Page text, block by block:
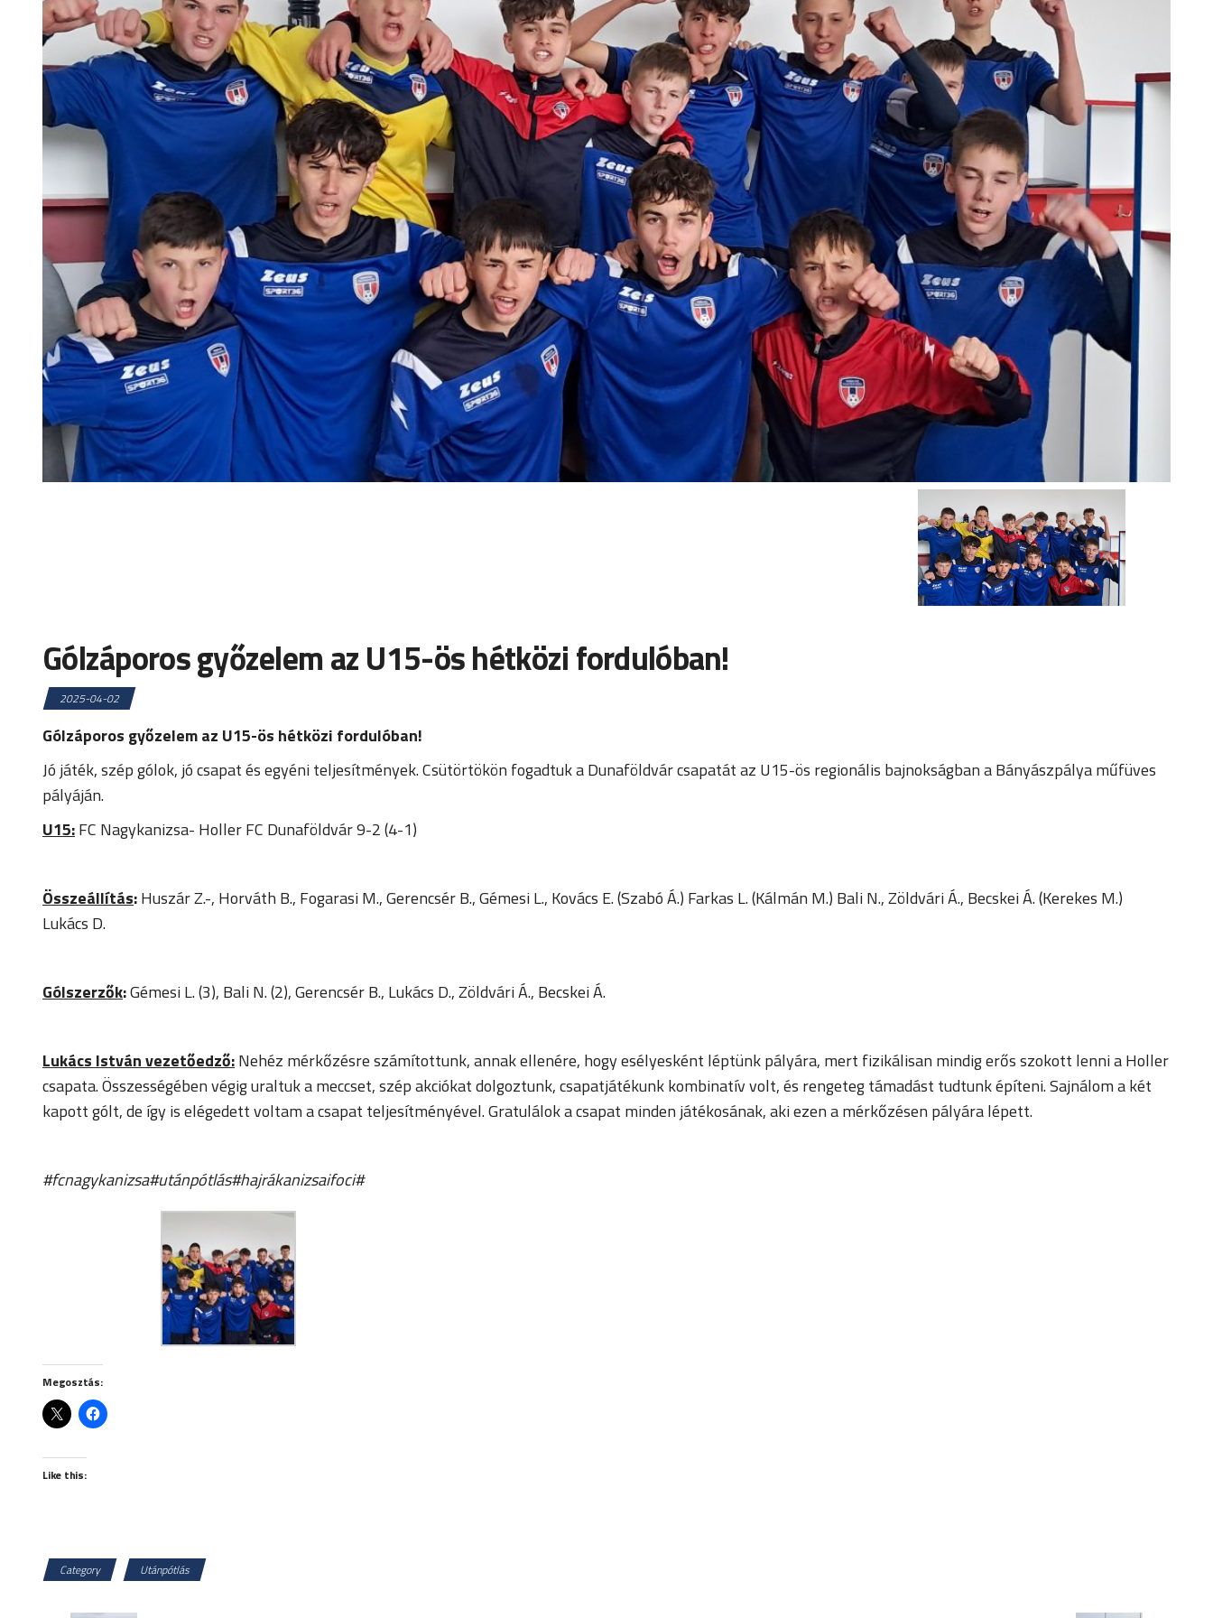
Gólzáporos győzelem az U15-ös hétközi fordulóban!
2025-04-02
Gólzáporos győzelem az U15-ös hétközi fordulóban!
Jó játék, szép gólok, jó csapat és egyéni teljesítmények. Csütörtökön fogadtuk a Dunaföldvár csapatát az U15-ös regionális bajnokságban a Bányászpálya műfüves
pályáján.
U15:FC Nagykanizsa- Holler FC Dunaföldvár 9-2 (4-1)
Összeállítás:Huszár Z.-, Horváth B., Fogarasi M., Gerencsér B., Gémesi L., Kovács E. (Szabó Á.) Farkas L. (Kálmán M.) Bali N., Zöldvári Á., Becskei Á. (Kerekes M.)
Lukács D.
Gólszerzők:Gémesi L. (3), Bali N. (2), Gerencsér B., Lukács D., Zöldvári Á., Becskei Á.
Lukács István vezetőedző:Nehéz mérkőzésre számítottunk, annak ellenére, hogy esélyesként léptünk pályára, mert fizikálisan mindig erős szokott lenni a Holler
csapata. Összességében végig uraltuk a meccset, szép akciókat dolgoztunk, csapatjátékunk kombinatív volt, és rengeteg támadást tudtunk építeni. Sajnálom a két
kapott gólt, de így is elégedett voltam a csapat teljesítményével. Gratulálok a csapat minden játékosának, aki ezen a mérkőzésen pályára lépett.
#fcnagykanizsa#utánpótlás#hajrákanizsaifoci#
Megosztás:
Like this:
Category Utánpótlás